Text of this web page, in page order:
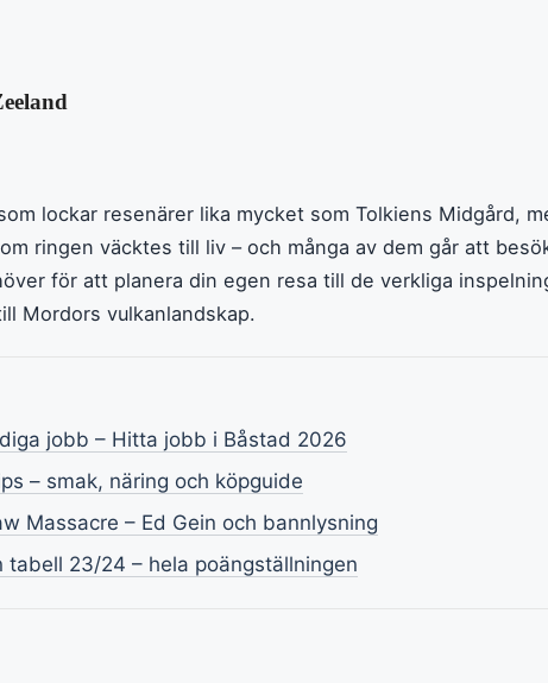
lockar resenärer lika mycket som Tolkiens Midgård,
ringen väcktes till liv – och många av dem går att
för att planera din egen resa till de verkliga
Mordors vulkanlandskap.
jobb – Hitta jobb i Båstad 2026
– smak, näring och köpguide
Massacre – Ed Gein och bannlysning
tabell 23/24 – hela poängställningen